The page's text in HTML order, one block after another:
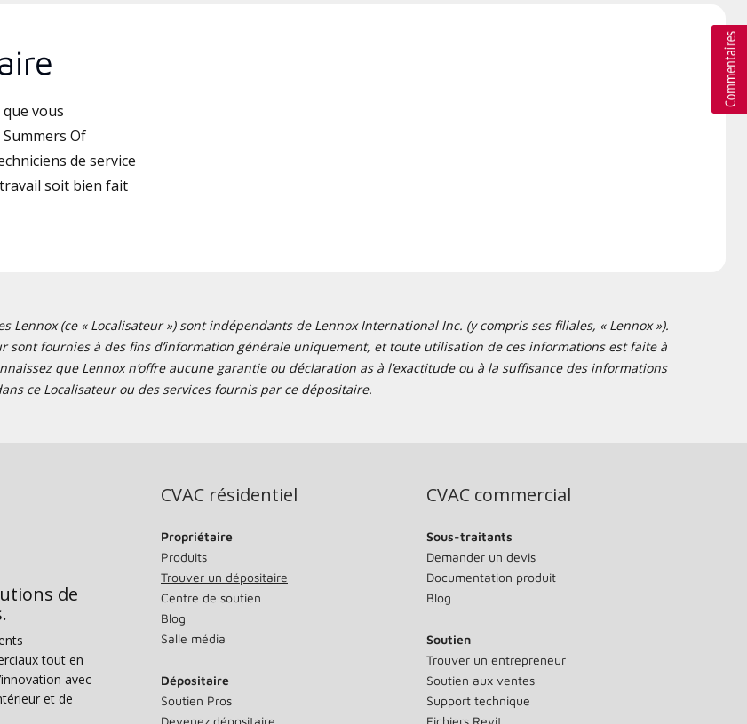
vous
Of
de service
soit bien fait
Lennox (ce « Localisateur ») sont indépendants de Lennox International Inc. (y compris ses filiales, « Lennox »).
sont fournies à des fins d’information générale uniquement, et toute utilisation de ces informations est faite à
que Lennox n’offre aucune garantie ou déclaration as à l’exactitude ou à la suffisance des informations
ce Localisateur ou des services fournis par ce dépositaire.
de
tout en
avec
et de
CVAC résidentiel
Propriétaire
Produits
Trouver un dépositaire
Centre de soutien
Blog
Salle média
Dépositaire
Soutien Pros
Devenez dépositaire
CVAC commercial
Sous-traitants
Demander un devis
Documentation produit
Blog
Soutien
Trouver un entrepreneur
Soutien aux ventes
Support technique
Fichiers Revit